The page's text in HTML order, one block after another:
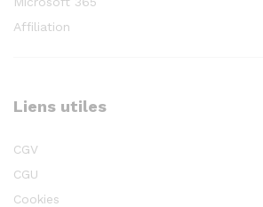
Affiliation
Liens utiles
CGV
CGU
Cookies